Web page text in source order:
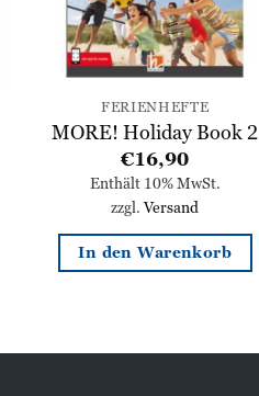
FERIENHEFTE
MORE! Holiday Book 2
€16,90
Enthält 10% MwSt.
zzgl.Versand
In den Warenkorb